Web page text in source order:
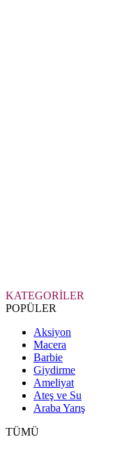
KATEGORİLER
POPÜLER
Aksiyon
Macera
Barbie
Giydirme
Ameliyat
Ateş ve Su
Araba Yarış
TÜMÜ